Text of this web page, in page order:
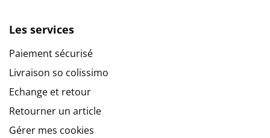
Les services
Paiement sécurisé
Livraison so colissimo
Echange et retour
Retourner un article
Gérer mes cookies